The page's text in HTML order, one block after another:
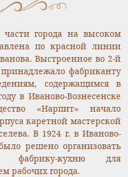
города на высоком
по красной линии
Выстроенное во 2-й
фабриканту
содержащимся в
в Иваново-Вознесенске
«Нарпит» начало
каретной мастерской
В 1924 г. в Иваново-
решено организовать
фабрику-кухню для
рабочих города.